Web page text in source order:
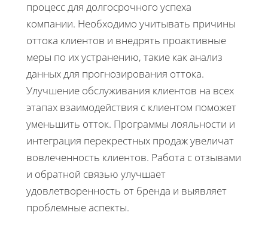
процесс для долгосрочного успеха
компании. Необходимо учитывать причины
оттока клиентов и внедрять проактивные
меры по их устранению, такие как анализ
данных для прогнозирования оттока.
Улучшение обслуживания клиентов на всех
этапах взаимодействия с клиентом поможет
уменьшить отток. Программы лояльности и
интеграция перекрестных продаж увеличат
вовлеченность клиентов. Работа с отзывами
и обратной связью улучшает
удовлетворенность от бренда и выявляет
проблемные аспекты.